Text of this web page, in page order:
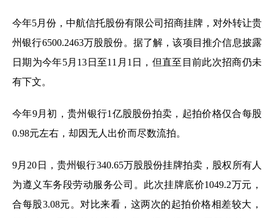
今年5月份，中航信托股份有限公司招商挂牌，对外转让贵
州银行6500.2463万股股份。据了解，该项目推介信息披露
日期为今年5月13日至11月1日，但直至目前此次招商仍未
有下文。
今年9月初，贵州银行1亿股股份拍卖，起拍价格仅合每股
0.98元左右，却因无人出价而尽数流拍。
9月20日，贵州银行340.65万股股份挂牌拍卖，股权所有人
为遵义车务段劳动服务公司。此次挂牌底价1049.2万元，
合每股3.08元。对比来看，这两次的起拍价格相差较大，